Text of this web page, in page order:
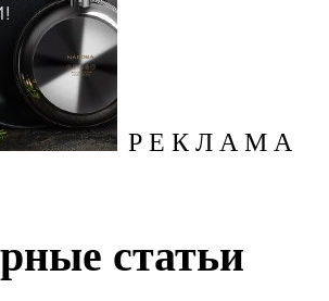
Р Е К Л А М А
статьи